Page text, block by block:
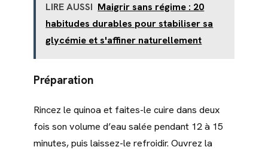
LIRE AUSSI Maigrir sans régime : 20
habitudes durables pour stabiliser sa
glycémie et s'affiner naturellement
Préparation
Rincez le quinoa et faites-le cuire dans deux
fois son volume d’eau salée pendant 12 à 15
minutes, puis laissez-le refroidir. Ouvrez la